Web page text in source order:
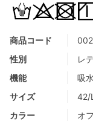
商品コード
性別
レ
機能
吸
サイズ
42/L
カラー
オ